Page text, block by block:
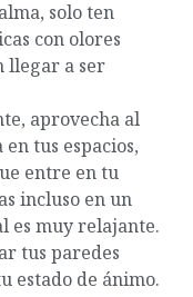
solo ten
con olores
llegar a ser
aprovecha al
tus espacios,
entre en tu
incluso en un
es muy relajante.
tus paredes
estado de ánimo.